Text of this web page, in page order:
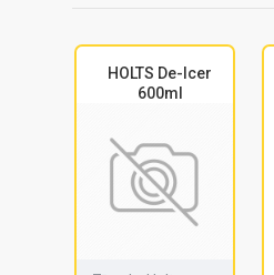
HOLTS De-Icer
600ml